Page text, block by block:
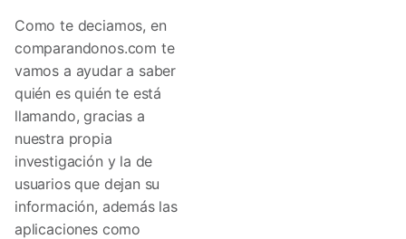
Como te deciamos, en
comparandonos.com te
vamos a ayudar a saber
quién es quién te está
llamando, gracias a
nuestra propia
investigación y la de
usuarios que dejan su
información, además las
aplicaciones como